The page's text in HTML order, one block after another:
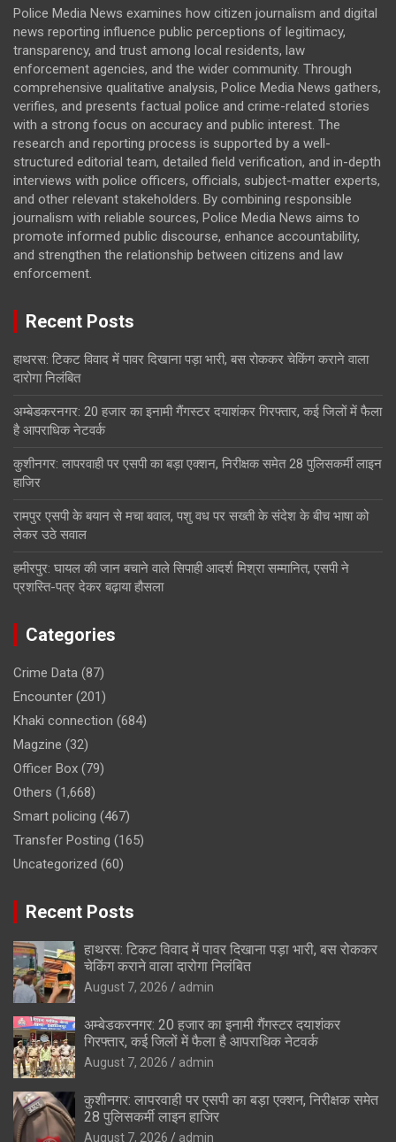
Police Media News examines how citizen journalism and digital
news reporting influence public perceptions of legitimacy,
transparency, and trust among local residents, law
enforcement agencies, and the wider community. Through
comprehensive qualitative analysis, Police Media News gathers,
verifies, and presents factual police and crime-related stories
with a strong focus on accuracy and public interest. The
research and reporting process is supported by a well-
structured editorial team, detailed field verification, and in-depth
interviews with police officers, officials, subject-matter experts,
and other relevant stakeholders. By combining responsible
journalism with reliable sources, Police Media News aims to
promote informed public discourse, enhance accountability,
and strengthen the relationship between citizens and law
enforcement.
Recent Posts
हाथरस: टिकट विवाद में पावर दिखाना पड़ा भारी, बस रोककर चेकिंग कराने वाला
दारोगा निलंबित
अम्बेडकरनगर: 20 हजार का इनामी गैंगस्टर दयाशंकर गिरफ्तार, कई जिलों में फैला
है आपराधिक नेटवर्क
कुशीनगर: लापरवाही पर एसपी का बड़ा एक्शन, निरीक्षक समेत 28 पुलिसकर्मी लाइन
हाजिर
रामपुर एसपी के बयान से मचा बवाल, पशु वध पर सख्ती के संदेश के बीच भाषा को
लेकर उठे सवाल
हमीरपुर: घायल की जान बचाने वाले सिपाही आदर्श मिश्रा सम्मानित, एसपी ने
प्रशस्ति-पत्र देकर बढ़ाया हौसला
Categories
Crime Data (87)
Encounter (201)
Khaki connection (684)
Magzine (32)
Officer Box (79)
Others (1,668)
Smart policing (467)
Transfer Posting (165)
Uncategorized (60)
Recent Posts
हाथरस: टिकट विवाद में पावर दिखाना पड़ा भारी, बस रोककर
चेकिंग कराने वाला दारोगा निलंबित
August 7, 2026 admin
अम्बेडकरनगर: 20 हजार का इनामी गैंगस्टर दयाशंकर
गिरफ्तार, कई जिलों में फैला है आपराधिक नेटवर्क
August 7, 2026 admin
कुशीनगर: लापरवाही पर एसपी का बड़ा एक्शन, निरीक्षक समेत
28 पुलिसकर्मी लाइन हाजिर
August 7, 2026 admin